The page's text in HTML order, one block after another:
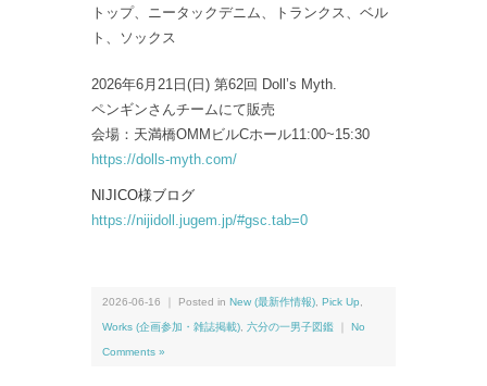
トップ、ニータックデニム、トランクス、ベル
ト、ソックス
2026年6月21日(日) 第62回 Doll’s Myth.
ペンギンさんチームにて販売
会場：天満橋OMMビルCホール11:00~15:30
https://dolls-myth.com/
NIJICO様ブログ
https://nijidoll.jugem.jp/#gsc.tab=0
2026-06-16 ｜ Posted in New (最新作情報) Pick Up
Works (企画参加・雑誌掲載) 六分の一男子図鑑 No
Comments »